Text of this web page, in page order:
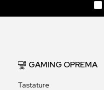
GAMING OPREMA
Tastature